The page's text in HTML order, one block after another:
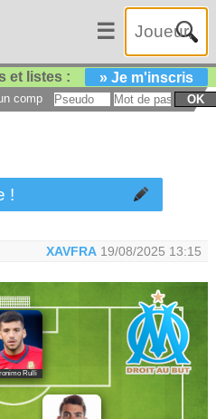
☰
et listes : » Je m'inscris
compte : OK
!
XAVFRA 19/08/2025 13:15
Rulli